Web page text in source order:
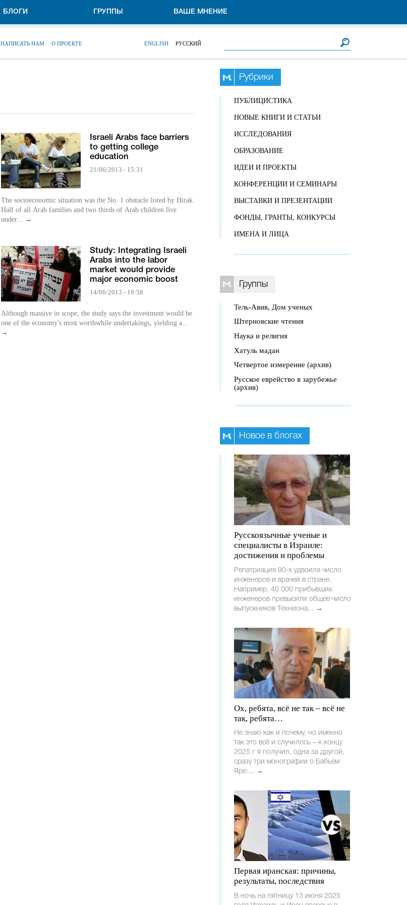
БЛОГИ ГРУППЫ ВАШЕ МНЕНИЕ
НАПИСАТЬ НАМ О ПРОЕКТЕ ENGLISH РУССКИЙ
Israeli Arabs face barriers
to getting college
education
21/06/2013 - 15:31
The socioeconomic situation was the No. 1 obstacle listed by Hirak.
Half of all Arab families and two thirds of Arab children live
under... →
Study: Integrating Israeli
Arabs into the labor
market would provide
major economic boost
14/06/2013 - 19:58
Although massive in scope, the study says the investment would be
one of the economy's most worthwhile undertakings, yielding a...
→
Рубрики
ПУБЛИЦИСТИКА
НОВЫЕ КНИГИ И СТАТЬИ
ИССЛЕДОВАНИЯ
ОБРАЗОВАНИЕ
ИДЕИ И ПРОЕКТЫ
КОНФЕРЕНЦИИ И СЕМИНАРЫ
ВЫСТАВКИ И ПРЕЗЕНТАЦИИ
ФОНДЫ, ГРАНТЫ, КОНКУРСЫ
ИМЕНА И ЛИЦА
Группы
Тель-Авив, Дом ученых
Штерновские чтения
Наука и религия
Хатуль мадан
Четвертое измерение (архив)
Русское еврейство в зарубежье
(архив)
Новое в блогах
Русскоязычные ученые и
специалисты в Израиле:
достижения и проблемы
Репатриация 90-х удвоила число
инженеров и врачей в стране.
Например, 40 000 прибывших
инженеров превысили общее число
выпускников Техниона... →
Ох, ребята, всё не так – всё не
так, ребята…
Не знаю как и почему, но именно
так это всё и случилось – к концу
2025 г я получил, одна за другой,
сразу три монографии о Бабьем
Яре:... →
Первая иранская: причины,
результаты, последствия
В ночь на пятницу 13 июня 2025